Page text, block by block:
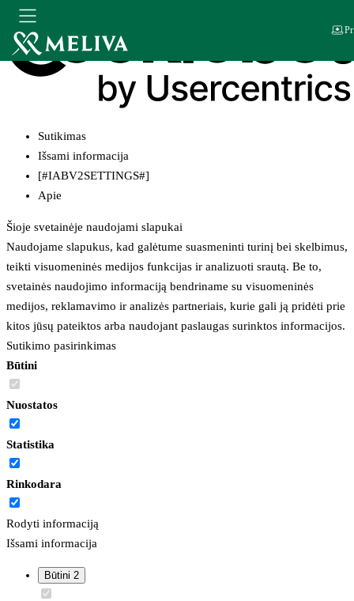
Sutikimas
Išsami informacija
[#IABV2SETTINGS#]
Apie
Šioje svetainėje naudojami slapukai
Naudojame slapukus, kad galėtume suasmeninti turinį bei skelbimus,
teikti visuomeninės medijos funkcijas ir analizuoti srautą. Be to,
svetainės naudojimo informaciją bendriname su visuomeninės
medijos, reklamavimo ir analizės partneriais, kurie gali ją pridėti prie
kitos jūsų pateiktos arba naudojant paslaugas surinktos informacijos.
Sutikimo pasirinkimas
Būtini
Nuostatos
Statistika
Rinkodara
Rodyti informaciją
Išsami informacija
Būtini 2